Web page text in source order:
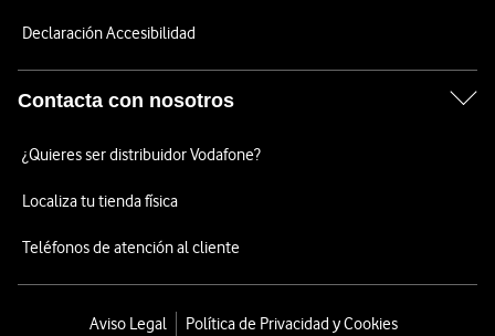
Declaración Accesibilidad
Contacta con nosotros
¿Quieres ser distribuidor Vodafone?
Localiza tu tienda física
Teléfonos de atención al cliente
Aviso Legal
Política de Privacidad y Cookies